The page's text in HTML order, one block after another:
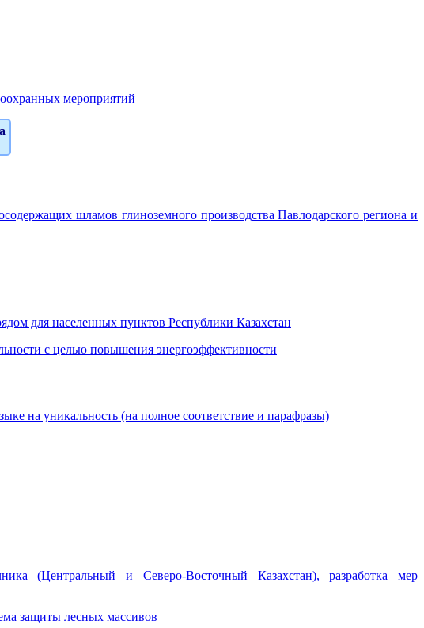
мероприятий
шламов глиноземного производства Павлодарского региона и
для населенных пунктов Республики Казахстан
с целью повышения энергоэффективности
на уникальность (на полное соответствие и парафразы)
(Центральный и Северо-Восточный Казахстан), разработка мер
защиты лесных массивов